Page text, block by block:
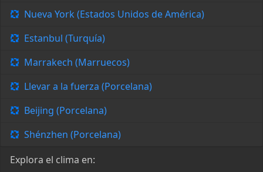
Nueva York (Estados Unidos de América)
Estanbul (Turquía)
Marrakech (Marruecos)
Llevar a la fuerza (Porcelana)
Beijing (Porcelana)
Shénzhen (Porcelana)
Explora el clima en: